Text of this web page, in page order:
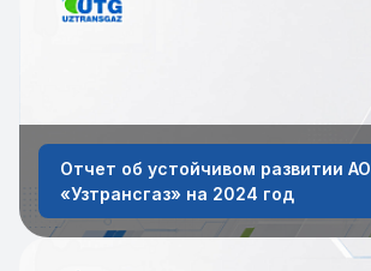
Отчет об устойчивом развитии АО
«Узтрансгаз» на 2024 год